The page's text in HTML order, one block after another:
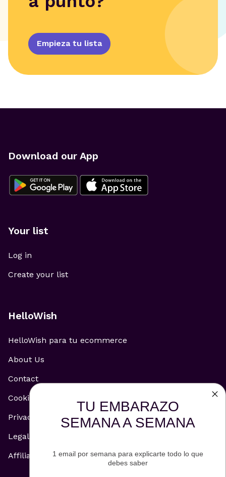
Empieza tu lista
Download our App
Your list
Log in
Create your list
HelloWish
HelloWish para tu ecommerce
About Us
Contact
Cookie Policy
Privacy Policy
Legal Notice
Affiliate and Advertising Policy
TU EMBARAZO
SEMANA A SEMANA
1 email por semana para explicarte todo lo que
debes saber